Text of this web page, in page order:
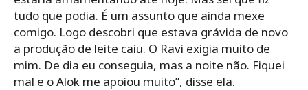
tudo que podia. É um assunto que ainda mexe
comigo. Logo descobri que estava grávida de novo
a produção de leite caiu. O Ravi exigia muito de
mim. De dia eu conseguia, mas a noite não. Fiquei
mal e o Alok me apoiou muito”, disse ela.